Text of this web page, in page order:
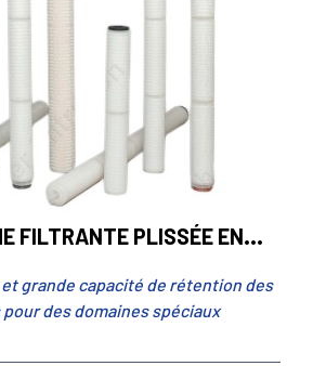
FILTRANTE PLISSÉE EN
grande capacité de rétention des
des domaines spéciaux